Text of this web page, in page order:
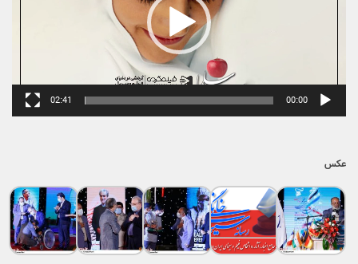
00:00
02:41
عکس